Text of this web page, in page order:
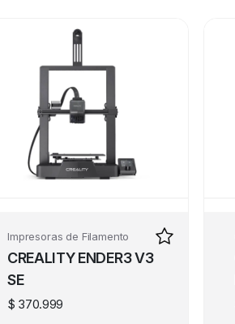
Impresoras de Filamento
CREALITY ENDER3 V3
SE
$ 370.999